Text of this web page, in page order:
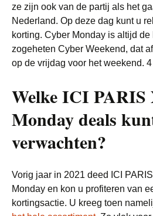
ze zijn ook van de partij als het
Nederland. Op deze dag kunt u
korting. Cyber Monday is altijd
zogeheten Cyber Weekend, dat
op de vrijdag voor het weekend.
Welke ICI
Monday deals
verwachten?
Vorig jaar in 2021 deed ICI
Monday en kon u profiteren van
kortingsactie. U kreeg toen